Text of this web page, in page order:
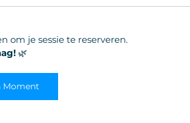
om je sessie te reserveren.
🌿
Moment